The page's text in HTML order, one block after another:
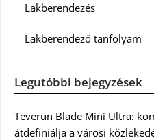
Lakberendezés
Lakberendező tanfolyam
Legutóbbi bejegyzések
Teverun Blade Mini Ultra:
átdefiniálja a városi